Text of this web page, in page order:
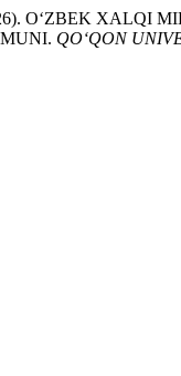
O‘ZBEK XALQI
QO‘QON